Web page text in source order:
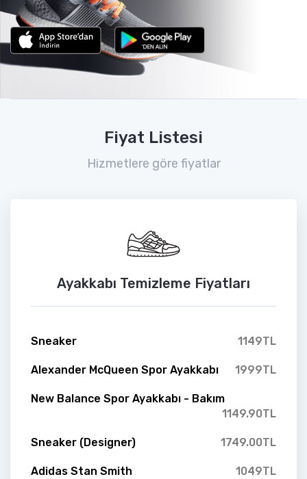
Fiyat Listesi
Hizmetlere göre fiyatlar
Ayakkabı Temizleme Fiyatları
Sneaker 1149TL
Alexander McQueen Spor Ayakkabı 1999TL
New Balance Spor Ayakkabı - Bakım
1149.90TL
Sneaker (Designer) 1749.00TL
Adidas Stan Smith 1049TL